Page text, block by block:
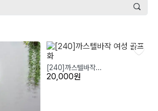
[240]까스텔바작...
20,000원